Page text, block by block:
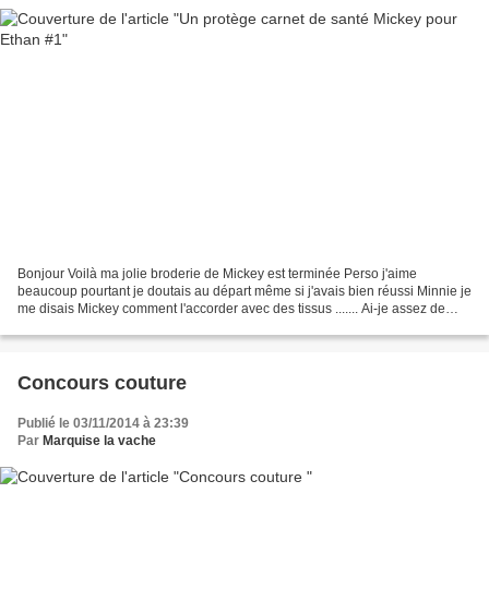
Bonjour Voilà ma jolie broderie de Mickey est terminée Perso j'aime
beaucoup pourtant je doutais au départ même si j'avais bien réussi Minnie je
me disais Mickey comment l'accorder avec des tissus ....... Ai-je assez de
Concours couture
Publié le 03/11/2014 à 23:39
Par Marquise la vache